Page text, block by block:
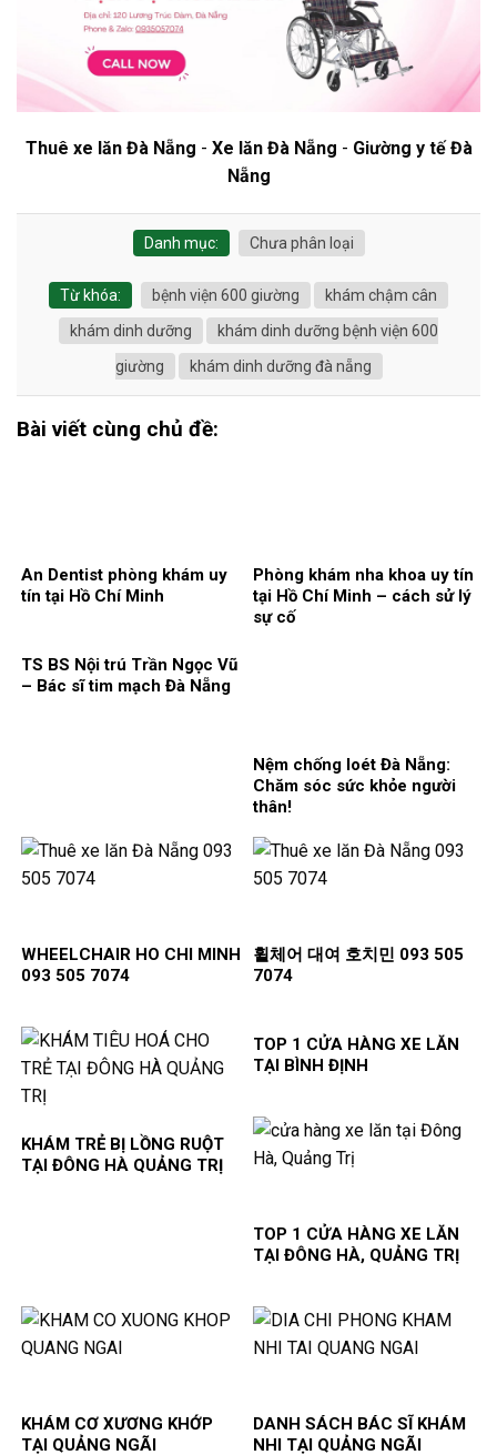
Thuê xe lăn Đà Nẵng - Xe lăn Đà Nẵng - Giường y tế Đà
Nẵng
Danh mục: Chưa phân loại
Từ khóa: bệnh viện 600 giường
khám chậm cân
khám dinh dưỡng
khám dinh dưỡng bệnh viện 600
giường
khám dinh dưỡng đà nẵng
Bài viết cùng chủ đề:
An Dentist phòng khám uy
tín tại Hồ Chí Minh
Phòng khám nha khoa uy tín
tại Hồ Chí Minh – cách sử lý
sự cố
TS BS Nội trú Trần Ngọc Vũ
– Bác sĩ tim mạch Đà Nẵng
Nệm chống loét Đà Nẵng:
Chăm sóc sức khỏe người
thân!
WHEELCHAIR HO CHI MINH
093 505 7074
휠체어 대여 호치민 093 505
7074
KHÁM TRẺ BỊ LỒNG RUỘT
TẠI ĐÔNG HÀ QUẢNG TRỊ
TOP 1 CỬA HÀNG XE LĂN
TẠI BÌNH ĐỊNH
TOP 1 CỬA HÀNG XE LĂN
TẠI ĐÔNG HÀ, QUẢNG TRỊ
KHÁM CƠ XƯƠNG KHỚP
TẠI QUẢNG NGÃI
DANH SÁCH BÁC SĨ KHÁM
NHI TẠI QUẢNG NGÃI